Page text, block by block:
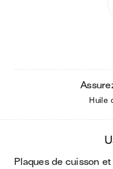
Huile
plaques de cuisson